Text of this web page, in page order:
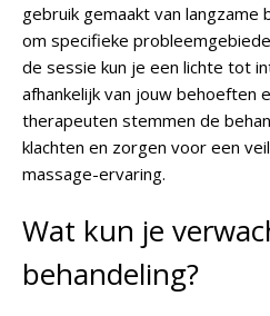
gebruik gemaakt van langzame
om specifieke
de sessie kun je een lichte tot
afhankelijk van jouw behoeften
therapeuten stemmen de
klachten en zorgen voor een
massage-ervaring.
Wat kun je
behandeling?